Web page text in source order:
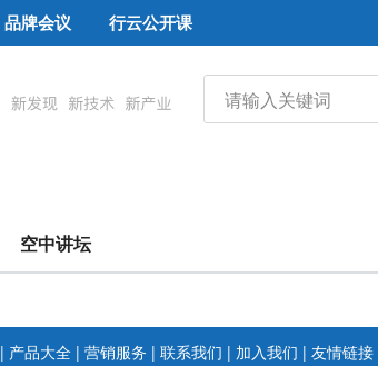
品牌会议 行云公开课
空中讲坛
| 产品大全 | 营销服务 | 联系我们 | 加入我们 | 友情链接